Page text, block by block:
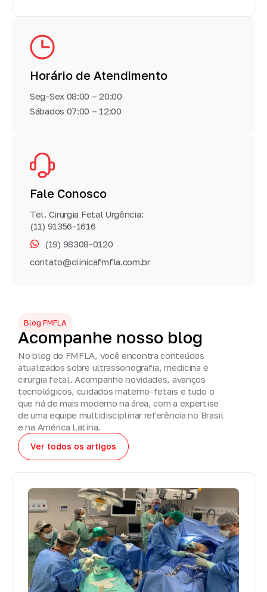
Horário de Atendimento
Seg-Sex 08:00 – 20:00
Sábados 07:00 – 12:00
Fale Conosco
Tel. Cirurgia Fetal Urgência:
(11) 91356-1616
(19) 98308-0120
contato@clinicafmfla.com.br
Blog FMFLA
Acompanhe nosso blog
No blog do FMFLA, você encontra conteúdos
atualizados sobre ultrassonografia, medicina e
cirurgia fetal. Acompanhe novidades, avanços
tecnológicos, cuidados materno-fetais e tudo o
que há de mais moderno na área, com a expertise
de uma equipe multidisciplinar referência no Brasil
e na América Latina.
Ver todos os artigos